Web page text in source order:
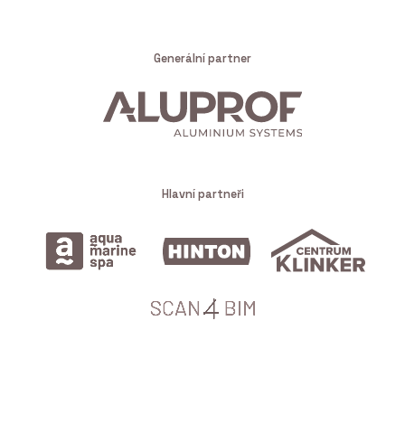
Generální partner
Hlavní partneři